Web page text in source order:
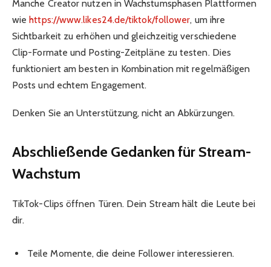
Manche Creator nutzen in Wachstumsphasen Plattformen
wie https://www.likes24.de/tiktok/follower, um ihre
Sichtbarkeit zu erhöhen und gleichzeitig verschiedene
Clip-Formate und Posting-Zeitpläne zu testen. Dies
funktioniert am besten in Kombination mit regelmäßigen
Posts und echtem Engagement.
Denken Sie an Unterstützung, nicht an Abkürzungen.
Abschließende Gedanken für Stream-
Wachstum
TikTok-Clips öffnen Türen. Dein Stream hält die Leute bei
dir.
Teile Momente, die deine Follower interessieren.